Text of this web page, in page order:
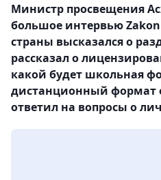
Министр просвещения
большое интервью
страны высказался о
рассказал о
какой будет школьная
дистанционный формат
ответил на вопросы о